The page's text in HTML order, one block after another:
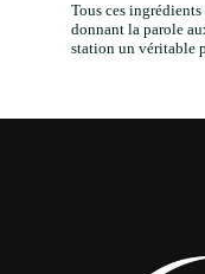
Tous ces
donnant la parole
station un véritable